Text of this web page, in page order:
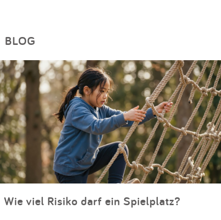
BLOG
Wie viel Risiko darf ein Spielplatz?